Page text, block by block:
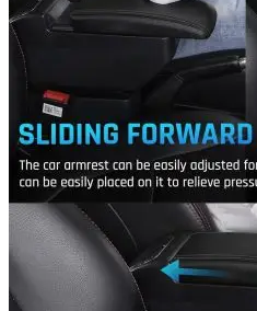
Navigație
Navigație
Navigație
Navigație
Navigație
Navigație
Navigație
Navigație
Navigație
Portbagaj Plafon Auto
Sub 350 Litri
Peste 350 Litri
Peste 450 litri
Accesorii auto masina
Accesorii Dacia